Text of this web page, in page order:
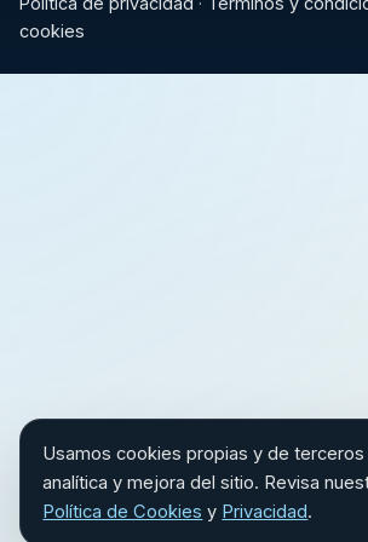
cookies
Usamos cookies propias y de terceros
analítica y mejora del sitio. Revisa
Política de Cookies y Privacidad.